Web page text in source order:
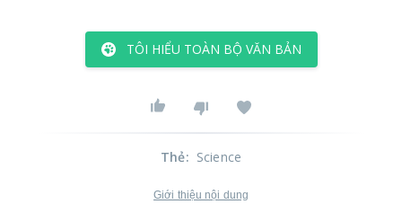
TÔI HIỂU TOÀN BỘ VĂN BẢN
Thẻ: Science
Giới thiệu nội dung